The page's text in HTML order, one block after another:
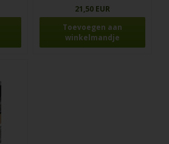
21,50 EUR